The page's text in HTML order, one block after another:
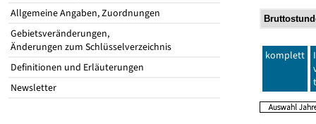
Allgemeine Angaben, Zuordnungen
Gebietsveränderungen,
Änderungen zum Schlüsselverzeichnis
Definitionen und Erläuterungen
Newsletter
komplett